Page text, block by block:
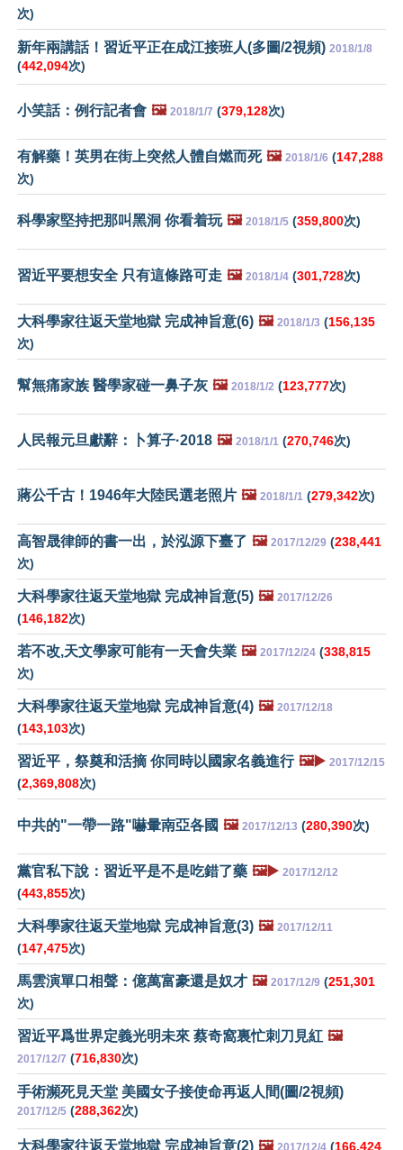
次)
新年兩講話！習近平正在成江接班人(多圖/2視頻) 2018/1/8
(442,094次)
小笑話：例行記者會 🖼️ 2018/1/7 (379,128次)
有解藥！英男在街上突然人體自燃而死 🖼️ 2018/1/6 (147,288
次)
科學家堅持把那叫黑洞 你看着玩 🖼️ 2018/1/5 (359,800次)
習近平要想安全 只有這條路可走 🖼️ 2018/1/4 (301,728次)
大科學家往返天堂地獄 完成神旨意(6) 🖼️ 2018/1/3 (156,135
次)
幫無痛家族 醫學家碰一鼻子灰 🖼️ 2018/1/2 (123,777次)
人民報元旦獻辭：卜算子·2018 🖼️ 2018/1/1 (270,746次)
蔣公千古！1946年大陸民選老照片 🖼️ 2018/1/1 (279,342次)
高智晟律師的書一出，於泓源下臺了 🖼️ 2017/12/29 (238,441
次)
大科學家往返天堂地獄 完成神旨意(5) 🖼️ 2017/12/26
(146,182次)
若不改,天文學家可能有一天會失業 🖼️ 2017/12/24 (338,815
次)
大科學家往返天堂地獄 完成神旨意(4) 🖼️ 2017/12/18
(143,103次)
習近平，祭奠和活摘 你同時以國家名義進行 🖼️▶️ 2017/12/15
(2,369,808次)
中共的"一帶一路"嚇暈南亞各國 🖼️ 2017/12/13 (280,390次)
黨官私下說：習近平是不是吃錯了藥 🖼️▶️ 2017/12/12
(443,855次)
大科學家往返天堂地獄 完成神旨意(3) 🖼️ 2017/12/11
(147,475次)
馬雲演單口相聲：億萬富豪還是奴才 🖼️ 2017/12/9 (251,301
次)
習近平爲世界定義光明未來 蔡奇窩裏忙刺刀見紅 🖼️
2017/12/7 (716,830次)
手術瀕死見天堂 美國女子接使命再返人間(圖/2視頻)
2017/12/5 (288,362次)
大科學家往返天堂地獄 完成神旨意(2) 🖼️ 2017/12/4 (166,424